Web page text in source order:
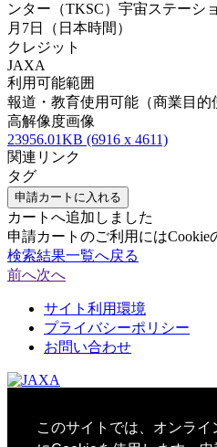
このサイトでは、オンライ
ンター（TKSC）宇宙ステーシ
月7日（日本時間）
クレジット
JAXA
利用可能範囲
報道・教育使用可能（商業目的
高解像度画像
23956.01KB (6916 x 4611)
関連リンク
タグ
申請カートに入れる
カートへ追加しました
申請カートのご利用にはCookie
検索結果一覧へ戻る
前へ次へ
サイト利用環境
プライバシーポリシー
お問い合わせ